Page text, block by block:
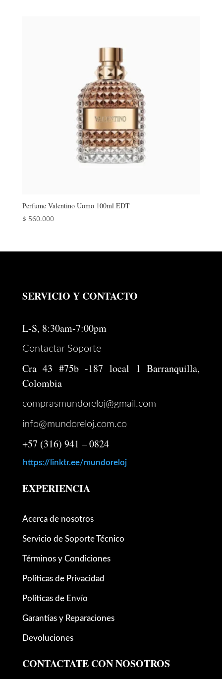
Perfume Valentino Uomo 100ml EDT
$ 560.000
SERVICIO Y CONTACTO
L-S, 8:30am-7:00pm
Contactar Soporte
Cra 43 #75b -187 local 1 Barranquilla,
Colombia
comprasmundoreloj@gmail.com
info@mundoreloj.com.co
+57 (316) 941 – 0824
https://linktr.ee/mundoreloj
EXPERIENCIA
Acerca de nosotros
Servicio de Soporte Técnico
Términos y Condiciones
Políticas de Privacidad
Políticas de Envío
Garantías y Reparaciones
Devoluciones
CONTACTATE CON NOSOTROS